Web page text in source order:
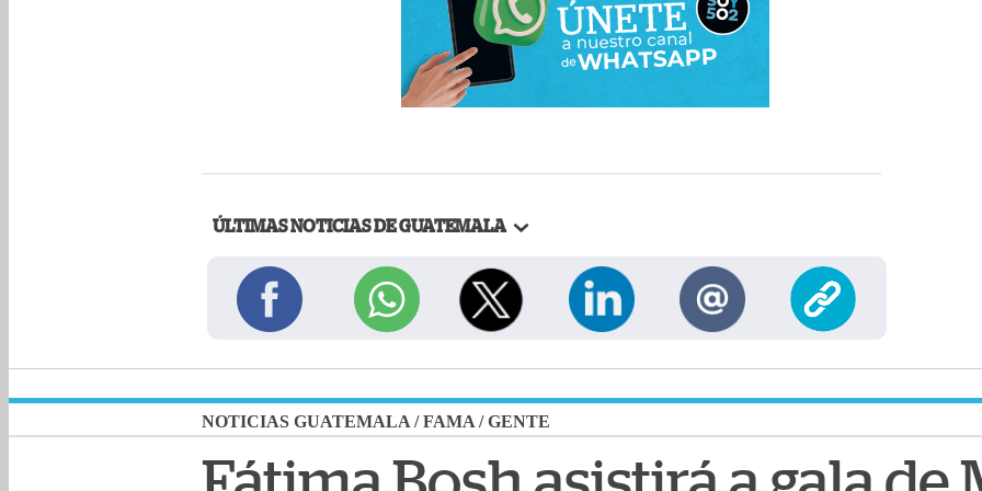
ÚLTIMAS NOTICIAS DE GUATEMALA
NOTICIAS GUATEMALA /FAMA /GENTE